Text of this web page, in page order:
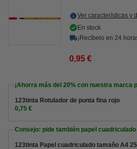
Ver características y
En stock
¡Recíbelo en 24
0,95 €
¡Ahorra más del 20% con nuestra marca
123tinta Rotulador de punta fina rojo
0,75 €
Consejo: pide también papel cuadriculado
123tinta Papel cuadriculado tamaño A4